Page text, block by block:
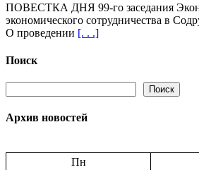
ПОВЕСТКА ДНЯ 99-го заседания
экономического сотрудничества в
О проведении [. . .]
Поиск
Поиск
Архив новостей
Пн